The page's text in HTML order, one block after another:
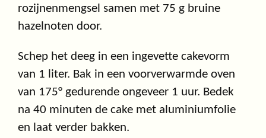
rozijnenmengsel samen met 75 g bruine
hazelnoten door.
Schep het deeg in een ingevette cakevorm
van 1 liter. Bak in een voorverwarmde oven
van 175° gedurende ongeveer 1 uur. Bedek
na 40 minuten de cake met aluminiumfolie
en laat verder bakken.